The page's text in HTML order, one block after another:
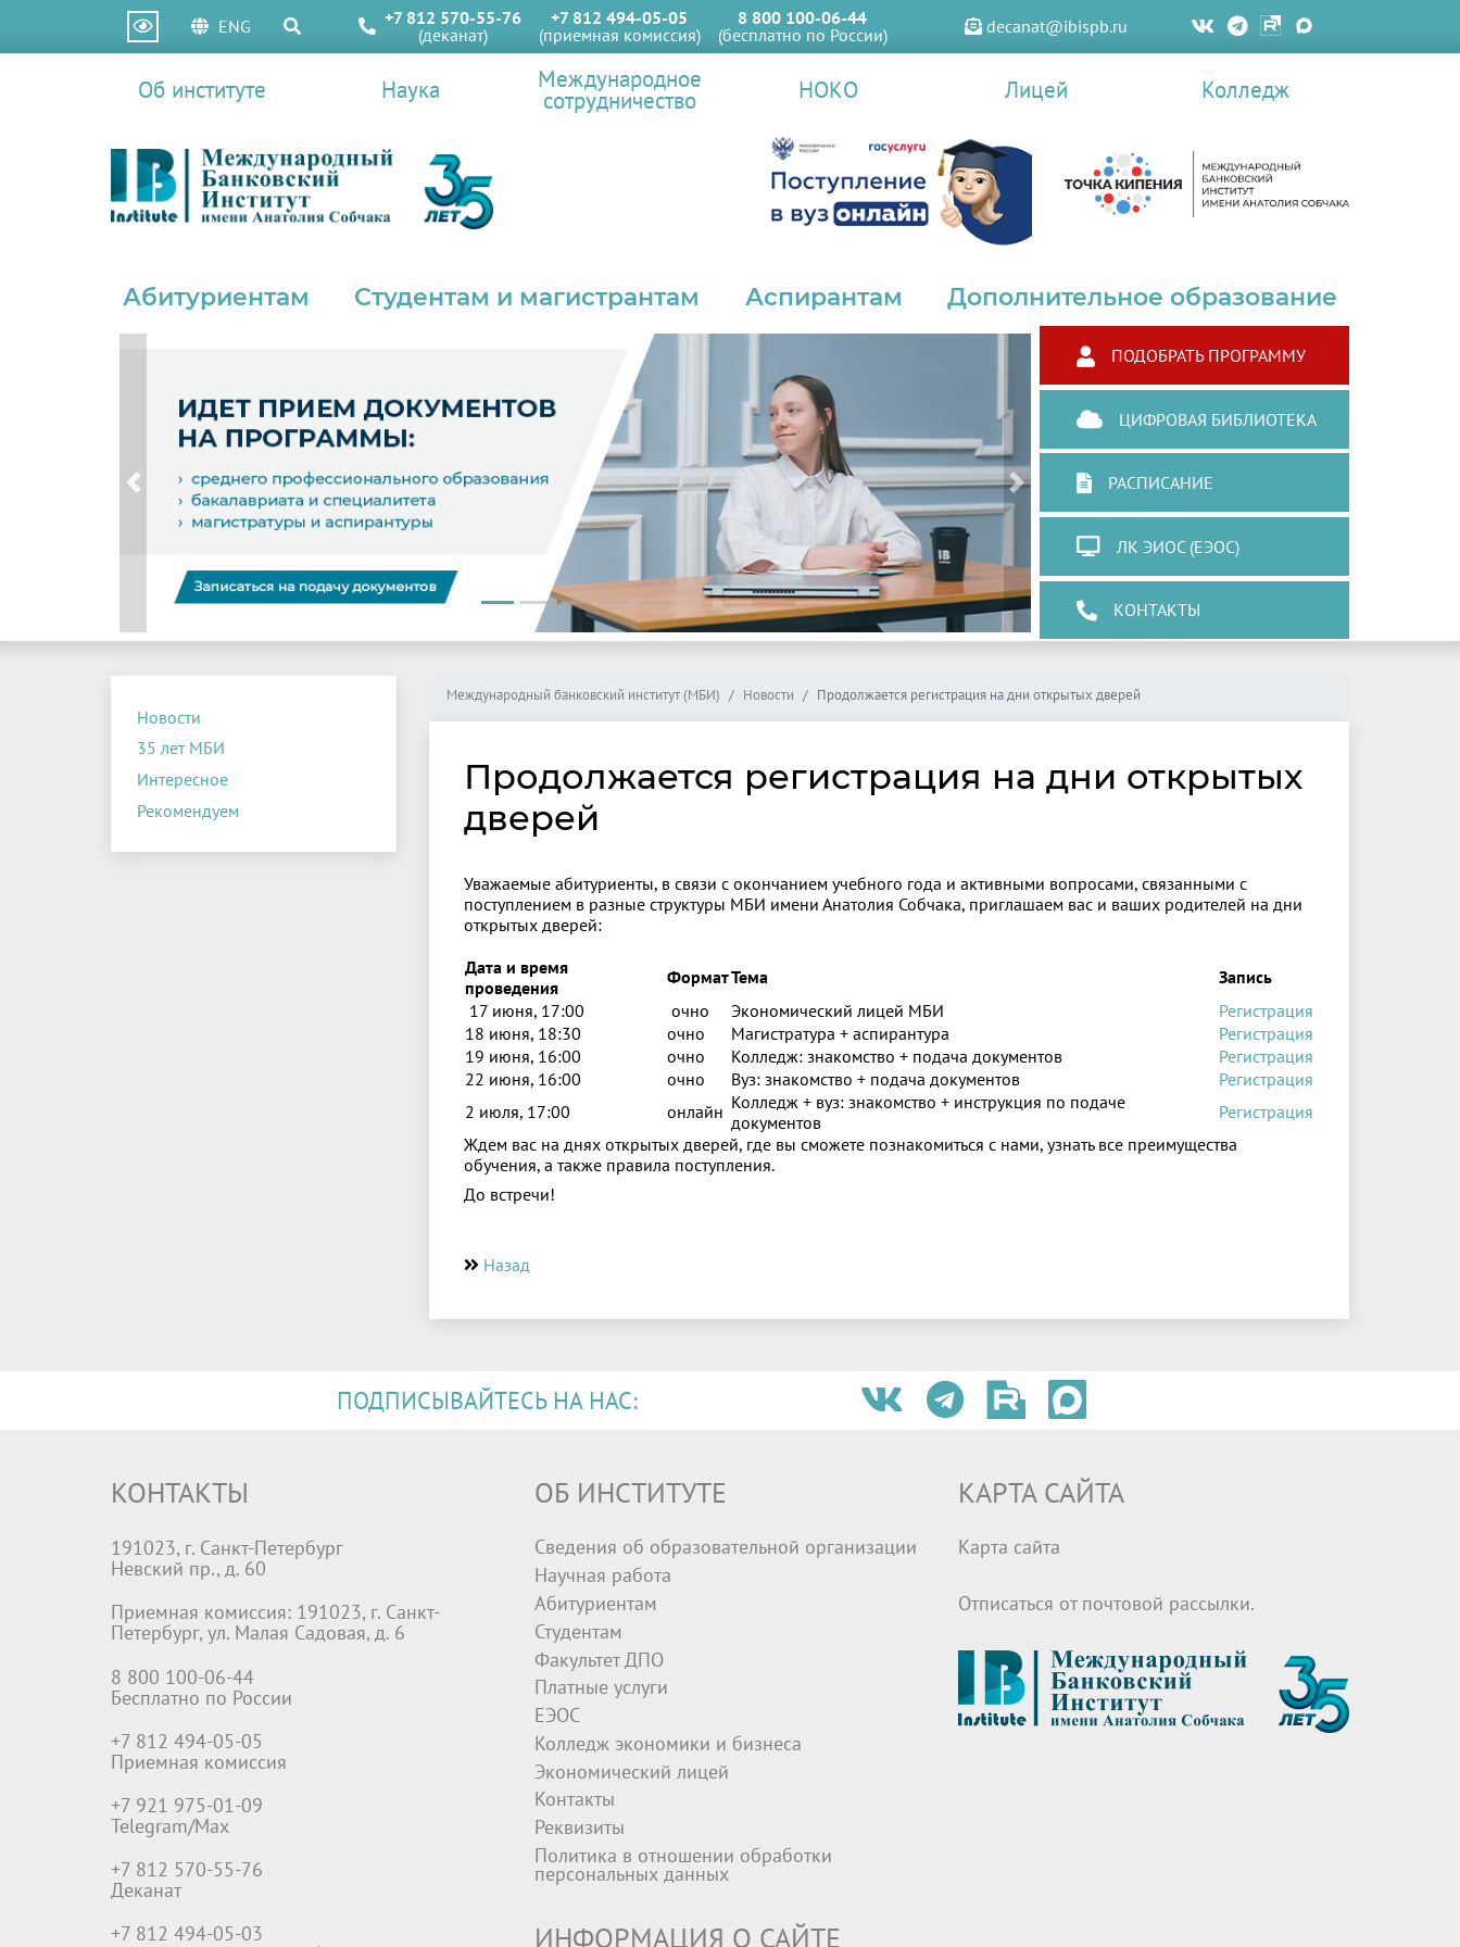
ENG
+7 812 570-55-76
(деканат)
+7 812 494-05-05
(приемная комиссия)
8 800 100-06-44
(бесплатно по России)
decanat@ibispb.ru
Об институте Наука Международное
сотрудничество НОКО Лицей Колледж
Абитуриентам Студентам и магистрантам Аспирантам Дополнительное образование
Previous Next
ПОДОБРАТЬ ПРОГРАММУ
ЦИФРОВАЯ БИБЛИОТЕКА
РАСПИСАНИЕ
ЛК ЭИОС (ЕЭОС)
КОНТАКТЫ
Новости
35 лет МБИ
Интересное
Рекомендуем
Международный банковский институт (МБИ) Новости Продолжается регистрация на дни открытых дверей
Продолжается регистрация на дни открытых
дверей
Уважаемые абитуриенты, в связи с окончанием учебного года и активными вопросами, связанными с
поступлением в разные структуры МБИ имени Анатолия Собчака, приглашаем вас и ваших родителей на дни
открытых дверей:
Дата и время
проведения
ФорматТема
Запись
17 июня, 17:00
очно Экономический лицей МБИ
Регистрация
18 июня, 18:30
очно Магистратура + аспирантура
Регистрация
19 июня, 16:00
очно Колледж: знакомство + подача документов
Регистрация
22 июня, 16:00
очно Вуз: знакомство + подача документов
Регистрация
2 июля, 17:00
онлайн Колледж + вуз: знакомство + инструкция по подаче
документов
Регистрация
Ждем вас на днях открытых дверей, где вы сможете познакомиться с нами, узнать все преимущества
обучения, а также правила поступления.
До встречи!
Назад
ПОДПИСЫВАЙТЕСЬ НА НАС:
КОНТАКТЫ
191023, г. Санкт-Петербург
Невский пр., д. 60
Приемная комиссия: 191023, г. Санкт-
Петербург, ул. Малая Садовая, д. 6
8 800 100-06-44
Бесплатно по России
+7 812 494-05-05
Приемная комиссия
+7 921 975-01-09
Telegram/Max
+7 812 570-55-76
Деканат
+7 812 494-05-03
ОБ ИНСТИТУТЕ
Сведения об образовательной организации
Научная работа
Абитуриентам
Студентам
Факультет ДПО
Платные услуги
ЕЭОС
Колледж экономики и бизнеса
Экономический лицей
Контакты
Реквизиты
Политика в отношении обработки
персональных данных
ИНФОРМАЦИЯ О САЙТЕ
КАРТА САЙТА
Карта сайта
Отписаться от почтовой рассылки.